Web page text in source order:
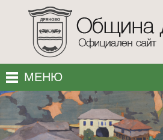
МЕНЮ
МЕСТОПОЛОЖЕНИЕ
ПОЛЕЗНО